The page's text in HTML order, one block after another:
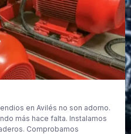
en Avilés no son adorno.
más hace falta. Instalamos
Comprobamos